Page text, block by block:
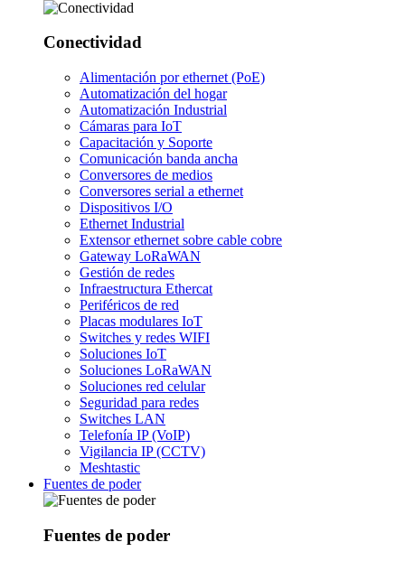
Conectividad
Alimentación por ethernet (PoE)
Automatización del hogar
Automatización Industrial
Cámaras para IoT
Capacitación y Soporte
Comunicación banda ancha
Conversores de medios
Conversores serial a ethernet
Dispositivos I/O
Ethernet Industrial
Extensor ethernet sobre cable cobre
Gateway LoRaWAN
Gestión de redes
Infraestructura Ethercat
Periféricos de red
Placas modulares IoT
Switches y redes WIFI
Soluciones IoT
Soluciones LoRaWAN
Soluciones red celular
Seguridad para redes
Switches LAN
Telefonía IP (VoIP)
Vigilancia IP (CCTV)
Meshtastic
Fuentes de poder
Fuentes de poder